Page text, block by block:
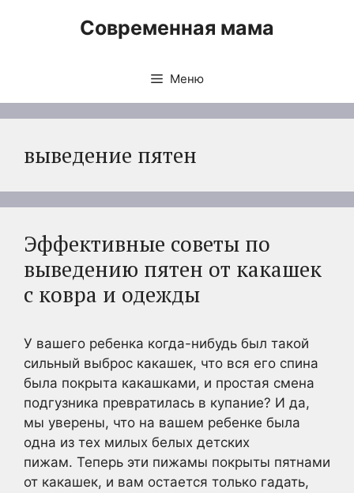
Современная мама
Меню
выведение пятен
Эффективные советы по
выведению пятен от какашек
с ковра и одежды
У вашего ребенка когда-нибудь был такой
сильный выброс какашек, что вся его спина
была покрыта какашками, и простая смена
подгузника превратилась в купание? И да,
мы уверены, что на вашем ребенке была
одна из тех милых белых детских
пижам. Теперь эти пижамы покрыты пятнами
от какашек, и вам остается только гадать,